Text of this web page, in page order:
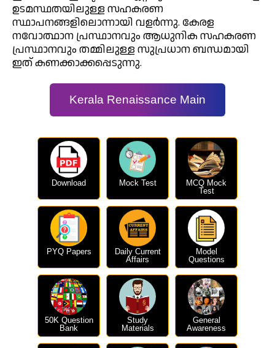
ഉടമസ്ഥതയിലുള്ള സഹകരണ
സ്ഥാപനങ്ങളിലൊന്നായി വളർന്നു. കേരള
നവോത്ഥാന പ്രസ്ഥാനവും ആധുനിക സഹകരണ
പ്രസ്ഥാനവും തമ്മിലുള്ള സുപ്രധാന ബന്ധമായി
ഇത് കണക്കാക്കപ്പെടുന്നു.
Kerala Renaissance Main
Download Mock Test
MCQ Mock
Test
PYQ Papers
Daily Current
Affairs
Model
Questions
50K Question
Bank
Study
Materials
General
Awareness